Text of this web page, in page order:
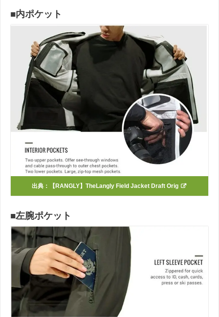
■内ポケット
出典： 【RANGLY】TheLangly Field Jacket Draft Orig
■左腕ポケット